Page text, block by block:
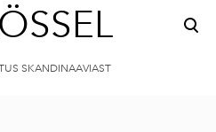
SKANDINAAVIAST